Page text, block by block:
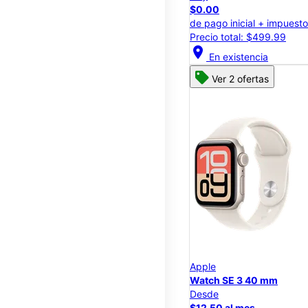
$0.00
de pago inicial +
Precio total: $499.99
location_on En existencia
Ver 2 ofertas
Apple
Watch SE 3 40 mm
Desde